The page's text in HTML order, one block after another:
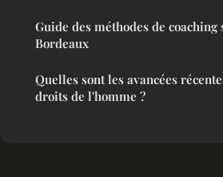
Guide des méthodes de coaching
Bordeaux
Quelles sont les avancées
droits de l'homme ?